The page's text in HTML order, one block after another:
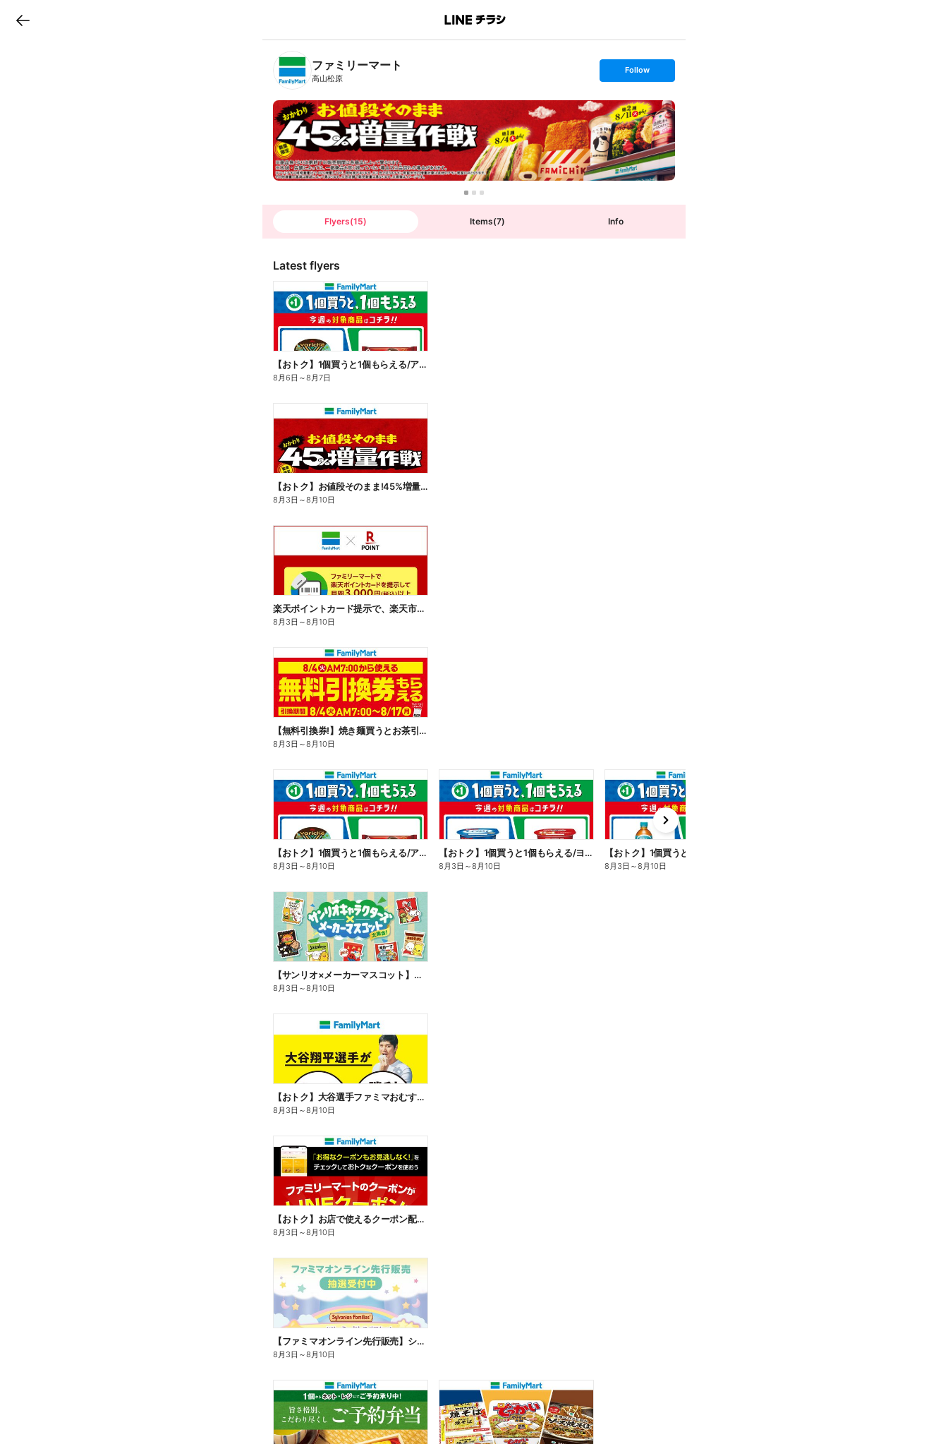
B
n
T
ファミリーマート
高山松原
s
t
o
l
l
o
w
Follow
Flyers(15) Items(7) Info
Latest flyers
【おトク】1個買うと1個もらえる/アイス
8月6日 ～8月7日
【おトク】お値段そのまま!45%増量作戦!
8月3日 ～8月10日
楽天ポイントカード提示で、楽天市場でのお買い物がおトクに!
8月3日 ～8月10日
【無料引換券!】焼き麺買うとお茶引換券貰える!
8月3日 ～8月10日
【おトク】1個買うと1個もらえる/アイス
8月3日 ～8月10日
【おトク】1個買うと1個もらえる/ヨーグルト
8月3日 ～8月10日
【おトク】1個買うと1個もらえる/麦茶
8月3日 ～8月10日
e
x
t
【サンリオ×メーカーマスコット】オリジナルグッズ貰える!
8月3日 ～8月10日
【おトク】大谷選手ファミマおむすび割
8月3日 ～8月10日
【おトク】お店で使えるクーポン配信中
8月3日 ～8月10日
【ファミマオンライン先行販売】シルバニアファミリー
8月3日 ～8月10日